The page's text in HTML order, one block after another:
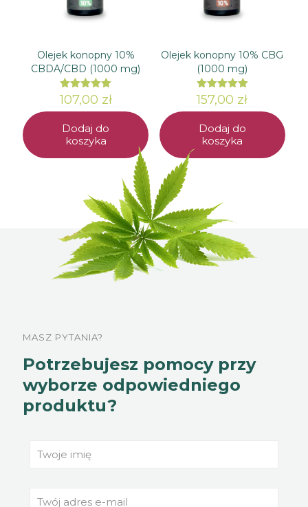
Olejek konopny 10%
CBDA/CBD (1000 mg)
Oceniono
5.00
107,00 zł
Dodaj do
koszyka
Olejek konopny 10% CBG
(1000 mg)
Oceniono
5.00
157,00 zł
Dodaj do
koszyka
MASZ PYTANIA?
Potrzebujesz pomocy przy
wyborze odpowiedniego
produktu?